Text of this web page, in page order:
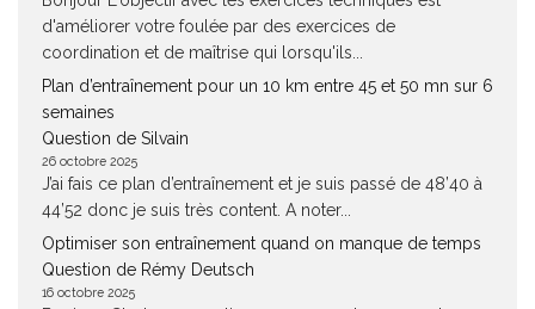
d'améliorer votre foulée par des exercices de
coordination et de maîtrise qui lorsqu'ils...
Plan d’entraînement pour un 10 km entre 45 et 50 mn sur 6
semaines
Question de Silvain
26 octobre 2025
J’ai fais ce plan d’entraînement et je suis passé de 48’40 à
44’52 donc je suis très content. A noter...
Optimiser son entraînement quand on manque de temps
Question de Rémy Deutsch
16 octobre 2025